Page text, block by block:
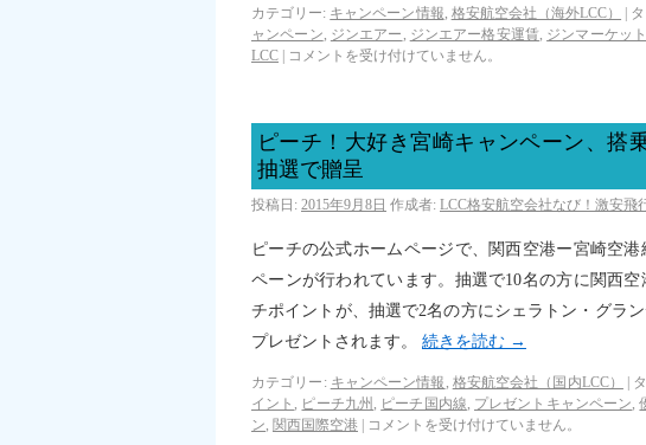
カテゴリー: キャンペーン情報, 格安航空会社（海外LCC）
ャンペーン, ジンエアー , ジンエアー格安運賃, ジンマーケット
LCC
コメントを受け付けていません。
ピーチ！大好き宮崎キャンペーン、搭
抽選で贈呈
投稿日: 2015年9月8日 作成者: LCC格安航空会社なび！激安飛
ピーチの公式ホームページで、関西空港ー宮崎空
ペーンが行われています。抽選で10名の方に関西
チポイントが、抽選で2名の方にシェラトン・グラ
プレゼントされます。 続きを読む →
カテゴリー: キャンペーン情報 , 格安航空会社（国内LCC）
イント , ピーチ九州 , ピーチ国内線, プレゼントキャンペーン,
ン, 関西国際空港 コメントを受け付けていません。